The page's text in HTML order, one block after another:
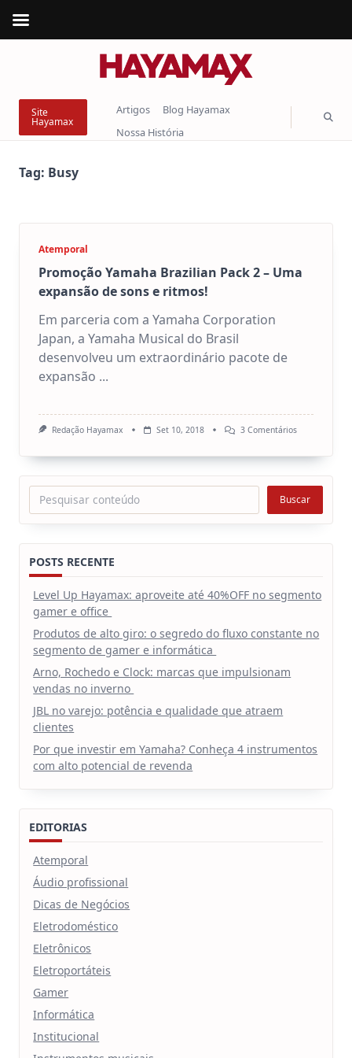
Site
Hayamax
Artigos
Blog Hayamax
Nossa História
Tag: Busy
Atemporal
Promoção Yamaha Brazilian Pack 2 – Uma
expansão de sons e ritmos!
Em parceria com a Yamaha Corporation
Japan, a Yamaha Musical do Brasil
desenvolveu um extraordinário pacote de
expansão ...
Redação Hayamax Set 10, 2018 3 ComentáriosEm
Pack
2
–
Uma
Expansão
Pesquisar Buscar
POSTS RECENTE
Level Up Hayamax: aproveite até 40%OFF no segmento
gamer e office
Produtos de alto giro: o segredo do fluxo constante no
segmento de gamer e informática
Arno, Rochedo e Clock: marcas que impulsionam
vendas no inverno
JBL no varejo: potência e qualidade que atraem
clientes
Por que investir em Yamaha? Conheça 4 instrumentos
com alto potencial de revenda
EDITORIAS
Atemporal
Áudio profissional
Dicas de Negócios
Eletrodoméstico
Eletrônicos
Eletroportáteis
Gamer
Informática
Institucional